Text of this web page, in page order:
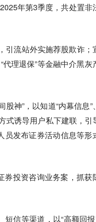
年第3季度，共处置非
引流站外实施荐股欺诈；
代理退保”等金融中介黑灰
神”，以知道“内幕信息”
式诱导用户私下建联，引
员发布证券活动信息等形
券投资咨询业务案，抓获
信等渠道，以“高额回报